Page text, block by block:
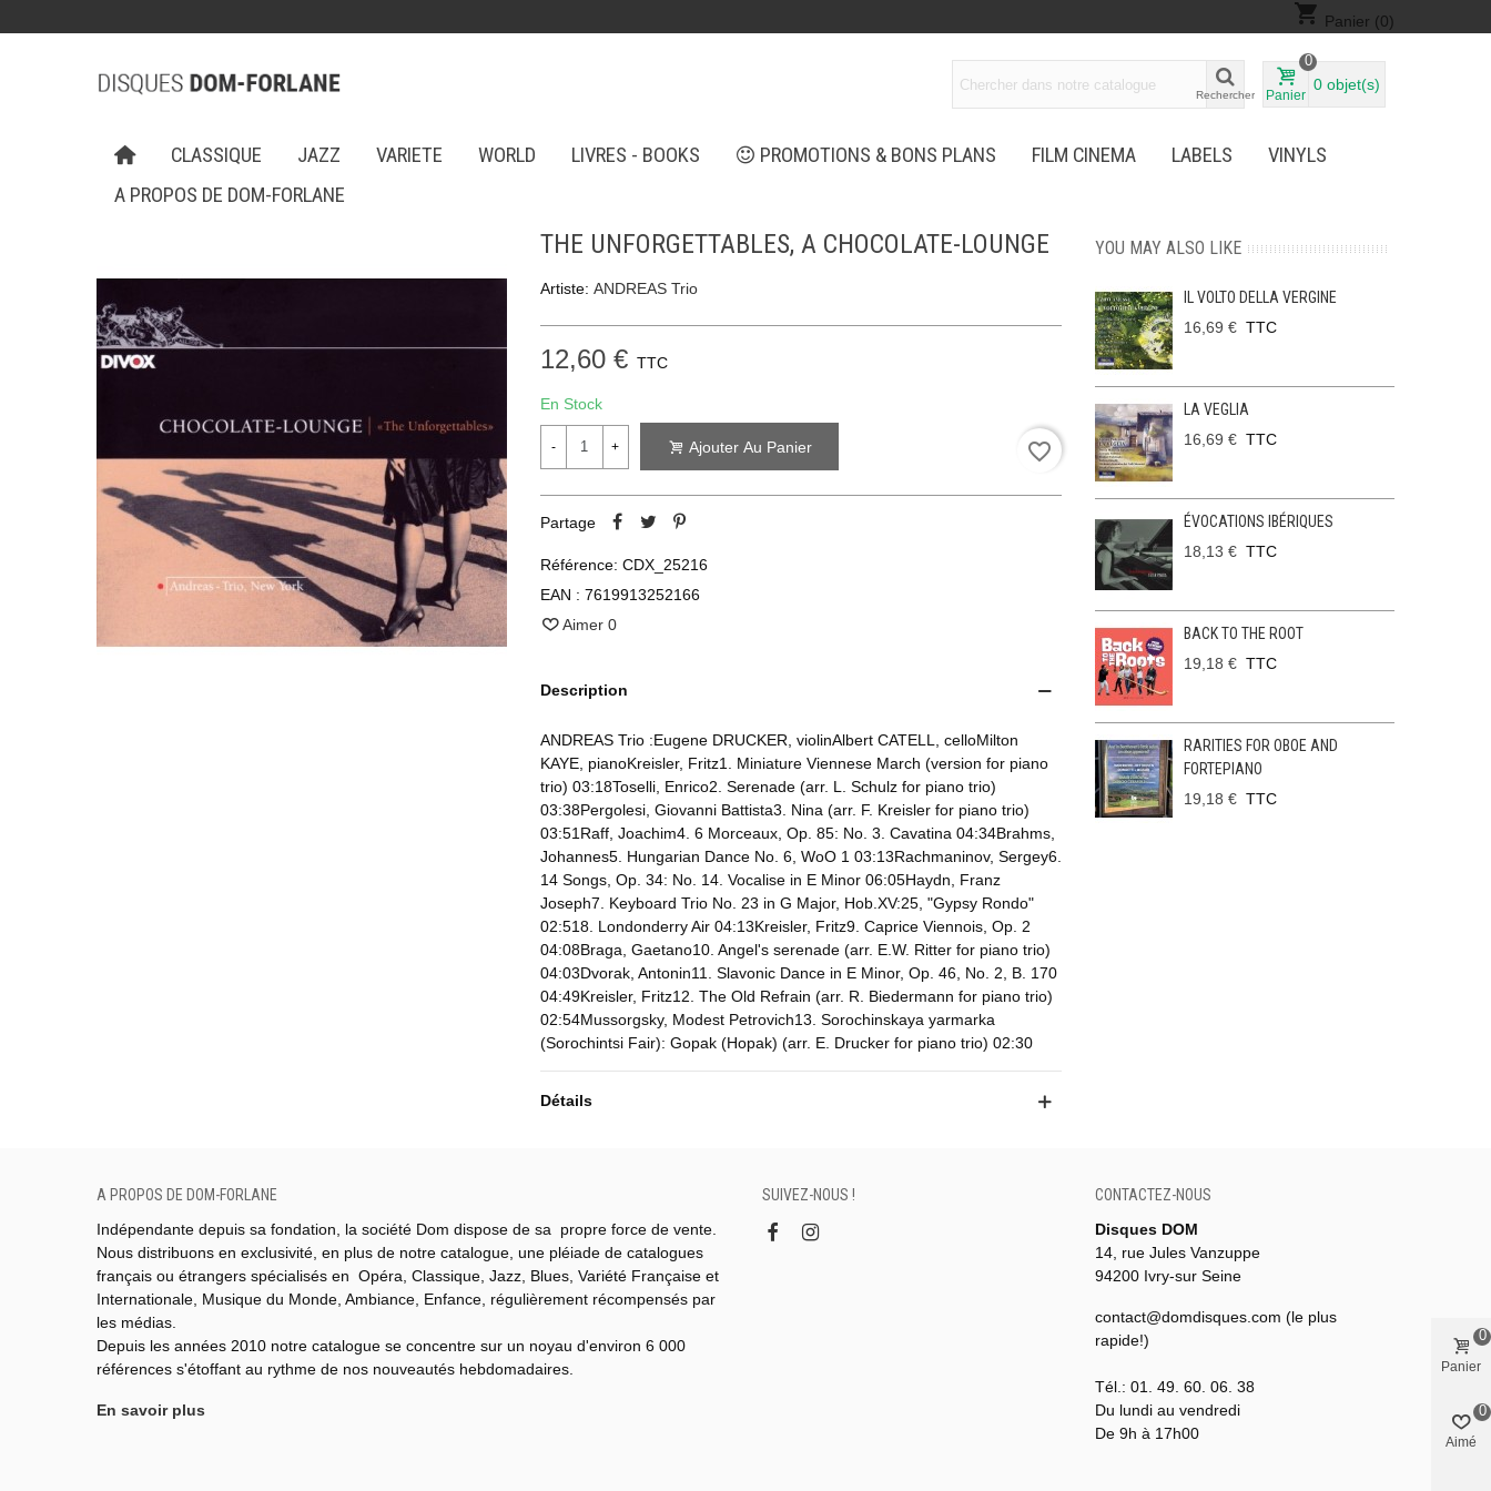
shopping_cart Panier (0)
Rechercher Panier
0
0 objet(s)
CLASSIQUE JAZZ VARIETE WORLD LIVRES - BOOKS PROMOTIONS & BONS PLANS FILM CINEMA LABELS
VINYLS
A PROPOS DE DOM-FORLANE
THE UNFORGETTABLES, A CHOCOLATE-LOUNGE
Artiste: ANDREAS Trio
12,60 € TTC
En Stock
- + Ajouter Au Panier favorite_border
Partage
Référence: CDX_25216
EAN : 7619913252166
Aimer 0
Description
ANDREAS Trio :Eugene DRUCKER, violinAlbert CATELL, celloMilton
KAYE, pianoKreisler, Fritz1. Miniature Viennese March (version for piano
trio) 03:18Toselli, Enrico2. Serenade (arr. L. Schulz for piano trio)
03:38Pergolesi, Giovanni Battista3. Nina (arr. F. Kreisler for piano trio)
03:51Raff, Joachim4. 6 Morceaux, Op. 85: No. 3. Cavatina 04:34Brahms,
Johannes5. Hungarian Dance No. 6, WoO 1 03:13Rachmaninov, Sergey6.
14 Songs, Op. 34: No. 14. Vocalise in E Minor 06:05Haydn, Franz
Joseph7. Keyboard Trio No. 23 in G Major, Hob.XV:25, "Gypsy Rondo"
02:518. Londonderry Air 04:13Kreisler, Fritz9. Caprice Viennois, Op. 2
04:08Braga, Gaetano10. Angel's serenade (arr. E.W. Ritter for piano trio)
04:03Dvorak, Antonin11. Slavonic Dance in E Minor, Op. 46, No. 2, B. 170
04:49Kreisler, Fritz12. The Old Refrain (arr. R. Biedermann for piano trio)
02:54Mussorgsky, Modest Petrovich13. Sorochinskaya yarmarka
(Sorochintsi Fair): Gopak (Hopak) (arr. E. Drucker for piano trio) 02:30
Détails
YOU MAY ALSO LIKE
IL VOLTO DELLA VERGINE
16,69 € TTC
LA VEGLIA
16,69 € TTC
ÉVOCATIONS IBÉRIQUES
18,13 € TTC
BACK TO THE ROOT
19,18 € TTC
RARITIES FOR OBOE AND
FORTEPIANO
19,18 € TTC
A PROPOS DE DOM-FORLANE
Indépendante depuis sa fondation, la société Dom dispose de sa propre force de vente.
Nous distribuons en exclusivité, en plus de notre catalogue, une pléiade de catalogues
français ou étrangers spécialisés en Opéra, Classique, Jazz, Blues, Variété Française et
Internationale, Musique du Monde, Ambiance, Enfance, régulièrement récompensés par
les médias.
Depuis les années 2010 notre catalogue se concentre sur un noyau d'environ 6 000
références s'étoffant au rythme de nos nouveautés hebdomadaires.
En savoir plus
SUIVEZ-NOUS !
CONTACTEZ-NOUS
Disques DOM
14, rue Jules Vanzuppe
94200 Ivry-sur Seine
contact@domdisques.com (le plus
rapide!)
Tél.: 01. 49. 60. 06. 38
Du lundi au vendredi
De 9h à 17h00
Panier
0
Aimé
0